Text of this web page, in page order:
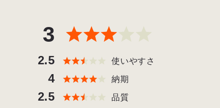
3
2.5 使いやすさ
4 納期
2.5 品質